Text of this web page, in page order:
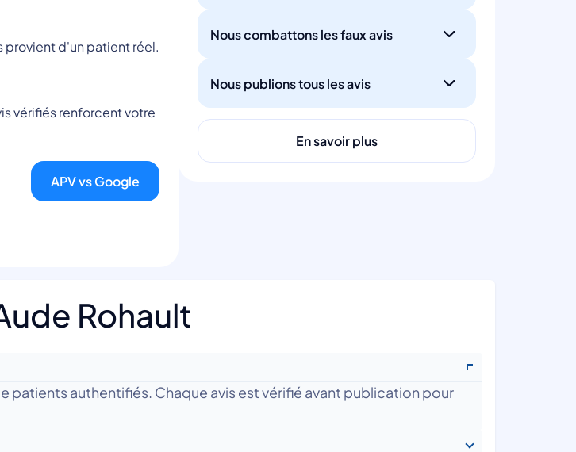
provient d'un patient réel.
vérifiés renforcent votre
APV vs Google
Nous combattons les faux avis
Nous publions tous les avis
En savoir plus
Rohault
patients authentifiés. Chaque avis est vérifié avant publication pour